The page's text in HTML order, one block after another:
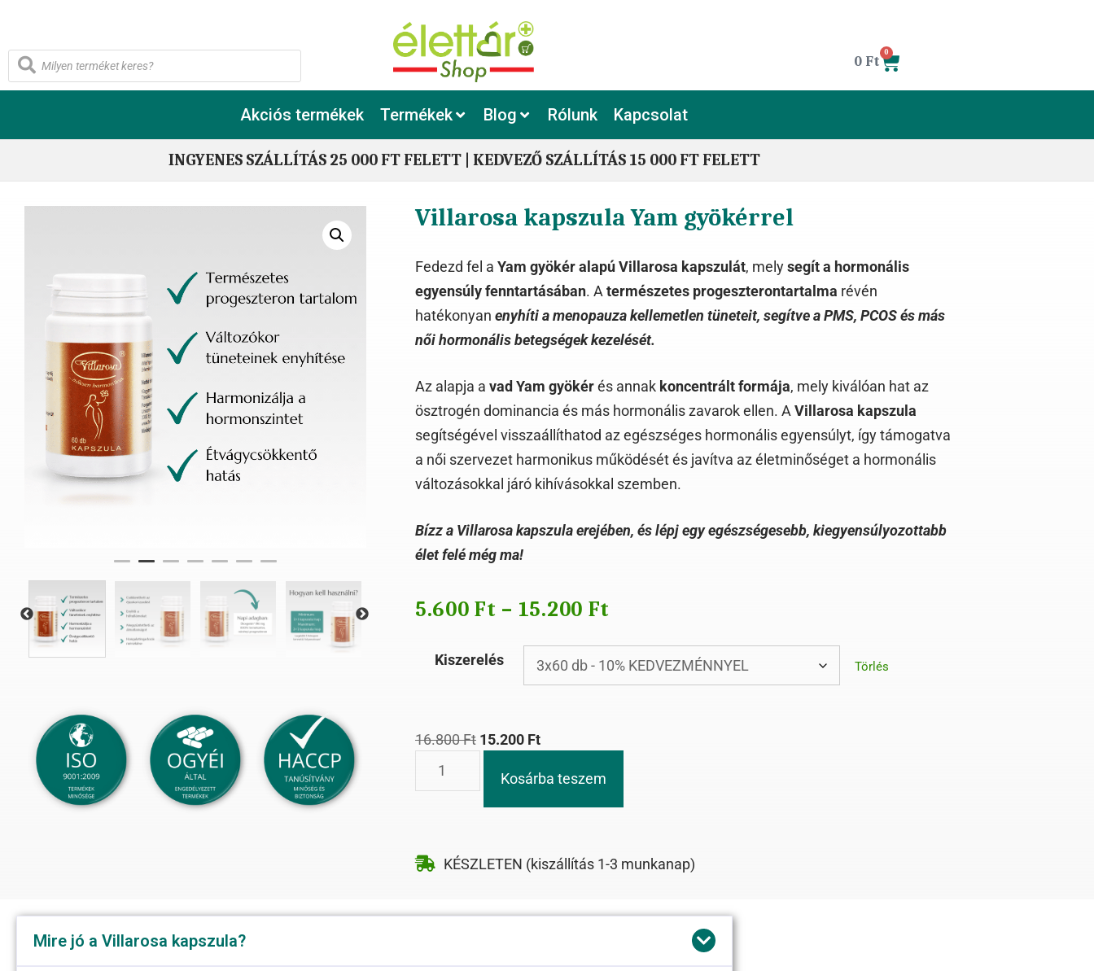
0 Ft
0
Akciós termékek Termékek Blog Rólunk Kapcsolat
INGYENES SZÁLLÍTÁS 25 000 FT FELETT | KEDVEZŐ SZÁLLÍTÁS 15 000 FT FELETT
Villarosa kapszula Yam gyökérrel
Fedezd fel a Yam gyökér alapú Villarosa kapszulát, melysegít a hormonális
egyensúly fenntartásában. A természetes progeszterontartalma révén
hatékonyan enyhíti a menopauza kellemetlen tüneteit, segítve a PMS, PCOS és más
női hormonális betegségek kezelését.
Az alapja a vad Yam gyökérés annak koncentrált formája, mely kiválóan hat az
ösztrogén dominancia és más hormonális zavarok ellen. A Villarosa kapszula
segítségével visszaállíthatod az egészséges hormonális egyensúlyt, így támogatva
a női szervezet harmonikus működését és javítva az életminőséget a hormonális
változásokkal járó kihívásokkal szemben.
Bízz a Villarosa kapszula erejében, és lépj egy egészségesebb, kiegyensúlyozottabb
élet felé még ma!
5.600Ft – 15.200 Ft
Kiszerelés Törlés
16.800Ft 15.200 Ft
Kosárba teszem
KÉSZLETEN (kiszállítás 1-3 munkanap)
Mire jó a Villarosa kapszula?